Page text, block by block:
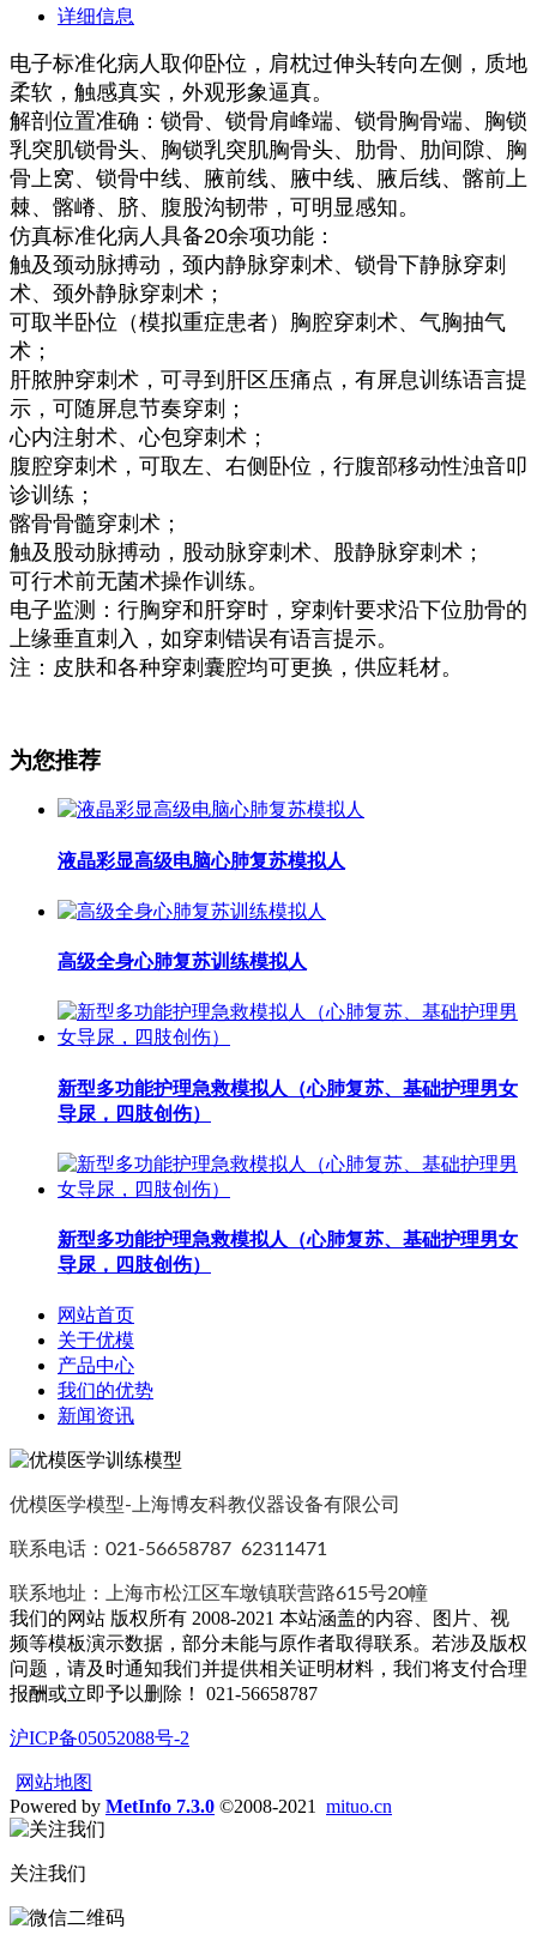
详细信息
电子标准化病人取仰卧位，肩枕过伸头转向左侧，质地
柔软，触感真实，外观形象逼真。
解剖位置准确：锁骨、锁骨肩峰端、锁骨胸骨端、胸锁
乳突肌锁骨头、胸锁乳突肌胸骨头、肋骨、肋间隙、胸
骨上窝、锁骨中线、腋前线、腋中线、腋后线、髂前上
棘、髂嵴、脐、腹股沟韧带，可明显感知。
仿真标准化病人具备20余项功能：
触及颈动脉搏动，颈内静脉穿刺术、锁骨下静脉穿刺
术、颈外静脉穿刺术；
可取半卧位（模拟重症患者）胸腔穿刺术、气胸抽气
术；
肝脓肿穿刺术，可寻到肝区压痛点，有屏息训练语言提
示，可随屏息节奏穿刺；
心内注射术、心包穿刺术；
腹腔穿刺术，可取左、右侧卧位，行腹部移动性浊音叩
诊训练；
髂骨骨髓穿刺术；
触及股动脉搏动，股动脉穿刺术、股静脉穿刺术；
可行术前无菌术操作训练。
电子监测：行胸穿和肝穿时，穿刺针要求沿下位肋骨的
上缘垂直刺入，如穿刺错误有语言提示。
注：皮肤和各种穿刺囊腔均可更换，供应耗材。
为您推荐
液晶彩显高级电脑心肺复苏模拟人
高级全身心肺复苏训练模拟人
新型多功能护理急救模拟人（心肺复苏、基础护理男女
导尿，四肢创伤）
新型多功能护理急救模拟人（心肺复苏、基础护理男女
导尿，四肢创伤）
网站首页
关于优模
产品中心
我们的优势
新闻资讯
优模医学模型-上海博友科教仪器设备有限公司
联系电话：021-56658787 62311471
联系地址：上海市松江区车墩镇联营路615号20幢
我们的网站 版权所有 2008-2021 本站涵盖的内容、图片、视
频等模板演示数据，部分未能与原作者取得联系。若涉及版权
问题，请及时通知我们并提供相关证明材料，我们将支付合理
报酬或立即予以删除！ 021-56658787
沪ICP备05052088号-2
网站地图
Powered by MetInfo 7.3.0 ©2008-2021 mituo.cn
关注我们